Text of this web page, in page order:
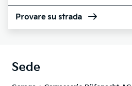
Provare su strada
Sede